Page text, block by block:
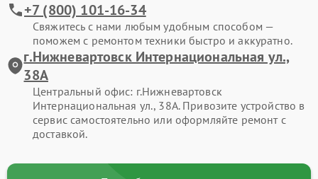
+7 (800) 101-16-34
Свяжитесь с нами любым удобным способом —
поможем с ремонтом техники быстро и аккуратно.
г.Нижневартовск Интернациональная ул.,
38А
Центральный офис: г.Нижневартовск
Интернациональная ул., 38А. Привозите устройство в
сервис самостоятельно или оформляйте ремонт с
доставкой.